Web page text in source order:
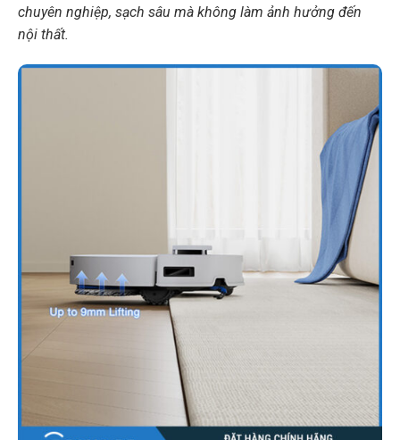
chuyên nghiệp, sạch sâu mà không làm ảnh hưởng đến
nội thất.